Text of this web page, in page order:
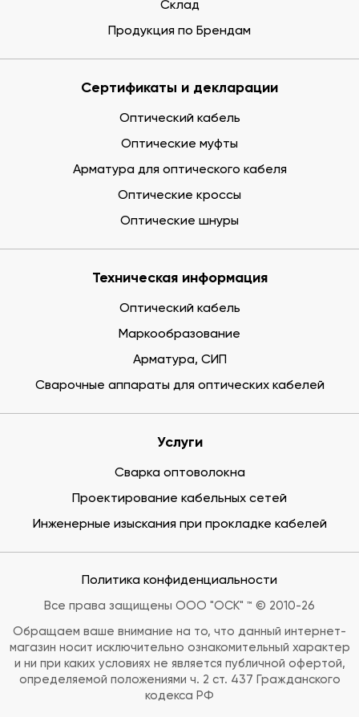
Склад
Продукция по Брендам
Сертификаты и декларации
Оптический кабель
Оптические муфты
Арматура для оптического кабеля
Оптические кроссы
Оптические шнуры
Техническая информация
Оптический кабель
Маркообразование
Арматура, СИП
Сварочные аппараты для оптических кабелей
Услуги
Сварка оптоволокна
Проектирование кабельных сетей
Инженерные изыскания при прокладке кабелей
Политика конфиденциальности
Все права защищены ООО "ОСК" ™ © 2010-26
Обращаем ваше внимание на то, что данный интернет-
магазин носит исключительно ознакомительный характер
и ни при каких условиях не является публичной офертой,
определяемой положениями ч. 2 ст. 437 Гражданского
кодекса РФ